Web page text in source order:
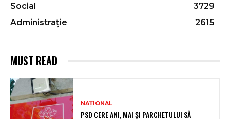
Social
3729
Administrație
2615
MUST READ
NAȚIONAL
PSD CERE ANI, MAI ȘI PARCHETULUI SĂ